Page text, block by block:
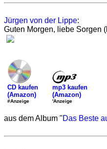
Jürgen von der Lippe:
Guten Morgen, liebe Sorgen
CD kaufen
(Amazon)
#Anzeige
mp3 kaufen
(Amazon)
'Anzeige
aus dem Album "Das Beste